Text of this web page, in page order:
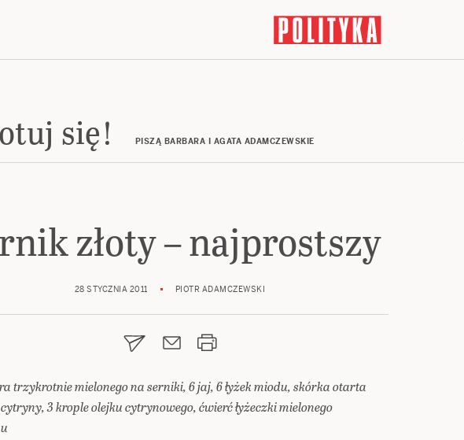
się! PISZĄ BARBARA I AGATA ADAMCZEWSKIE
złoty – najprostszy
28 STYCZNIA 2011 PIOTR ADAMCZEWSKI
trzykrotnie mielonego na serniki, 6 jaj, 6 łyżek miodu, skórka otarta
3 krople olejku cytrynowego, ćwierć łyżeczki mielonego